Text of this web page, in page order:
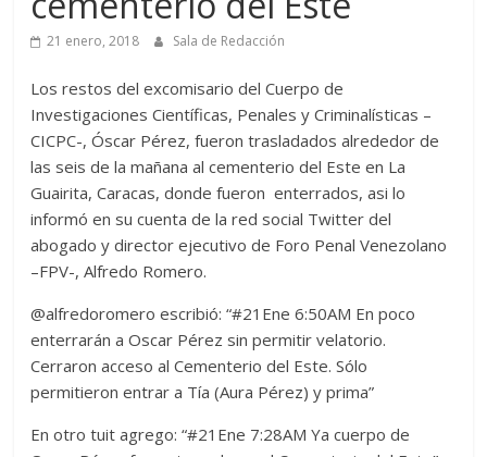
21 enero, 2018 Sala de Redacción
Los restos del excomisario del Cuerpo de
Investigaciones Científicas, Penales y Criminalísticas –
CICPC-, Óscar Pérez, fueron trasladados alrededor de
las seis de la mañana al cementerio del Este en La
Guairita, Caracas, donde fueron enterrados, asi lo
informó en su cuenta de la red social Twitter del
abogado y director ejecutivo de Foro Penal Venezolano
–FPV-, Alfredo Romero.
@alfredoromero escribió: “#21Ene 6:50AM En poco
enterrarán a Oscar Pérez sin permitir velatorio.
Cerraron acceso al Cementerio del Este. Sólo
permitieron entrar a Tía (Aura Pérez) y prima”
En otro tuit agrego: “#21Ene 7:28AM Ya cuerpo de